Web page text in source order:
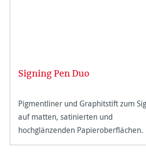
Signing Pen Duo
Pigmentliner und Graphitstift zum
auf matten, satinierten und
hochglänzenden Papieroberflächen.